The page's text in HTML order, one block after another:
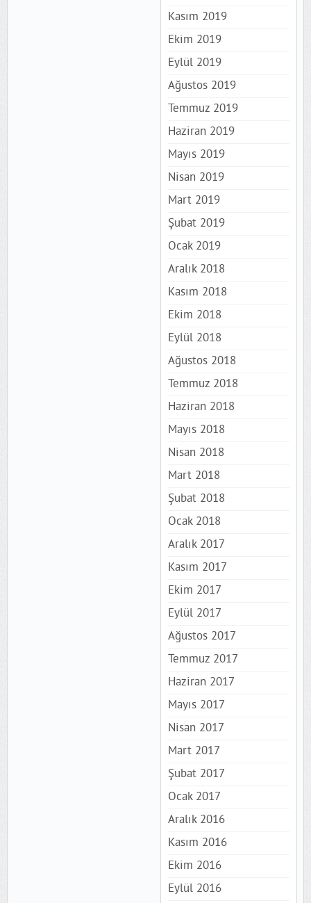
Kasım 2019
Ekim 2019
Eylül 2019
Ağustos 2019
Temmuz 2019
Haziran 2019
Mayıs 2019
Nisan 2019
Mart 2019
Şubat 2019
Ocak 2019
Aralık 2018
Kasım 2018
Ekim 2018
Eylül 2018
Ağustos 2018
Temmuz 2018
Haziran 2018
Mayıs 2018
Nisan 2018
Mart 2018
Şubat 2018
Ocak 2018
Aralık 2017
Kasım 2017
Ekim 2017
Eylül 2017
Ağustos 2017
Temmuz 2017
Haziran 2017
Mayıs 2017
Nisan 2017
Mart 2017
Şubat 2017
Ocak 2017
Aralık 2016
Kasım 2016
Ekim 2016
Eylül 2016